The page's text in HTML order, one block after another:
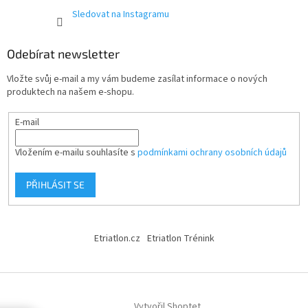
Sledovat na Instagramu
Odebírat newsletter
Vložte svůj e-mail a my vám budeme zasílat informace o nových
produktech na našem e-shopu.
E-mail
Vložením e-mailu souhlasíte s podmínkami ochrany osobních údajů
PŘIHLÁSIT SE
Etriatlon.cz Etriatlon Trénink